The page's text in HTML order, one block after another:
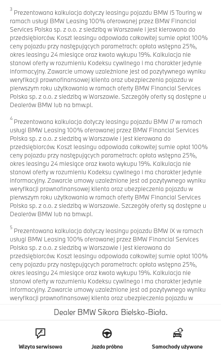
3 Prezentowana kalkulacja dotyczy leasingu pojazdu BMW i5 Touring w
ramach usługi BMW Leasing 100% oferowanej przez BMW Financial
Services Polska sp. z o.o. z siedzibą w Warszawie i jest kierowana do
przedsiębiorców. Koszt leasingu odpowiada całkowitej sumie opłat 100%
ceny pojazdu przy następujących parametrach: opłata wstępna 25%,
okres leasingu 24 miesiące oraz kwota wykupu 19%. Kalkulacja nie
stanowi oferty w rozumieniu Kodeksu cywilnego i ma charakter jedynie
informacyjny. Zawarcie umowy uzależnione jest od pozytywnego wyniku
weryfikacji prawnofinansowej klienta oraz ubezpieczenia pojazdu w
pierwszym roku użytkowania w ramach oferty BMW Financial Services
Polska sp. z o.o. z siedzibą w Warszawie. Szczegóły oferty są dostępne u
Dealerów BMW lub na bmw.pl.
4 Prezentowana kalkulacja dotyczy leasingu pojazdu BMW i7 w ramach
usługi BMW Leasing 100% oferowanej przez BMW Financial Services
Polska sp. z o.o. z siedzibą w Warszawie i jest kierowana do
przedsiębiorców. Koszt leasingu odpowiada całkowitej sumie opłat 100%
ceny pojazdu przy następujących parametrach: opłata wstępna 25%,
okres leasingu 24 miesiące oraz kwota wykupu 19%. Kalkulacja nie
stanowi oferty w rozumieniu Kodeksu cywilnego i ma charakter jedynie
informacyjny. Zawarcie umowy uzależnione jest od pozytywnego wyniku
weryfikacji prawnofinansowej klienta oraz ubezpieczenia pojazdu w
pierwszym roku użytkowania w ramach oferty BMW Financial Services
Polska sp. z o.o. z siedzibą w Warszawie. Szczegóły oferty są dostępne u
Dealerów BMW lub na bmw.pl.
5 Prezentowana kalkulacja dotyczy leasingu pojazdu BMW iX w ramach
usługi BMW Leasing 100% oferowanej przez BMW Financial Services
Polska sp. z o.o. z siedzibą w Warszawie i jest kierowana do
przedsiębiorców. Koszt leasingu odpowiada całkowitej sumie opłat 100%
ceny pojazdu przy następujących parametrach: opłata wstępna 25%,
okres leasingu 24 miesiące oraz kwota wykupu 19%. Kalkulacja nie
stanowi oferty w rozumieniu Kodeksu cywilnego i ma charakter jedynie
informacyjny. Zawarcie umowy uzależnione jest od pozytywnego wyniku
weryfikacji prawnofinansowej klienta oraz ubezpieczenia pojazdu w
Polska sp. z o.o. z siedzibą w Warszawie.
Prezentowana kalkulacja dotyczy leasingu pojazdu BMW iX1 w ramach
usługi BMW Leasing 100% oferowanej przez BMW Financial Services
Polska sp. z o.o. z siedzibą w Warszawie i jest kierowana do
Dealer BMW Sikora Bielsko-Biała.
Wizyta serwisowa Jazda próbna Samochody używane